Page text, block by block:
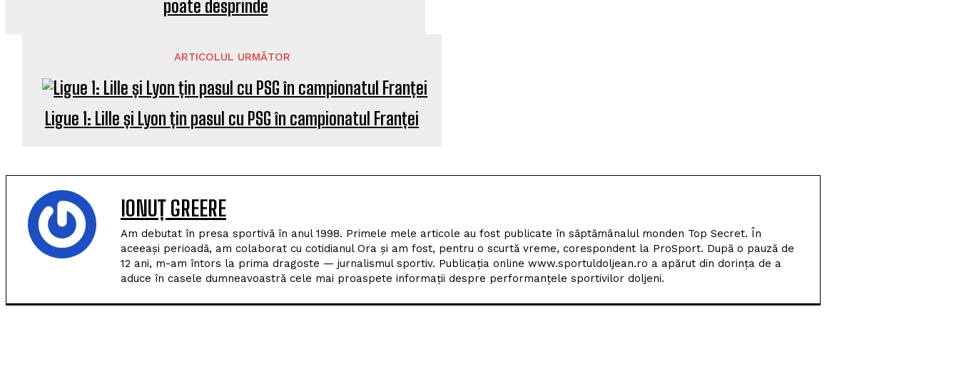
poate desprinde
ARTICOLUL URMĂTOR
Ligue 1: Lille și Lyon țin pasul cu PSG în campionatul Franței
IONUȚ GREERE
Am debutat în presa sportivă în anul 1998. Primele mele articole au fost publicate în săptămânalul monden Top Secret. În
aceeași perioadă, am colaborat cu cotidianul Ora și am fost, pentru o scurtă vreme, corespondent la ProSport. După o pauză de
12 ani, m-am întors la prima dragoste — jurnalismul sportiv. Publicația online www.sportuldoljean.ro a apărut din dorința de a
aduce în casele dumneavoastră cele mai proaspete informații despre performanțele sportivilor doljeni.